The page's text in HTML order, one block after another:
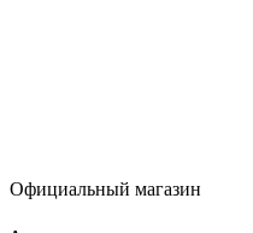
Официальный магазин